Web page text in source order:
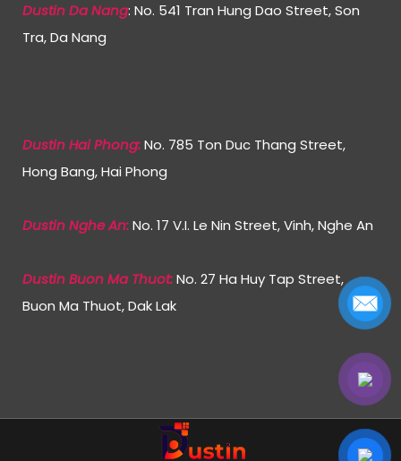
Dustin Da Nang: No. 541 Tran Hung Dao Street, Son
Tra, Da Nang
Dustin Hai Phong:No. 785 Ton Duc Thang Street,
Hong Bang, Hai Phong
Dustin Nghe An:No. 17 V.I. Le Nin Street, Vinh, Nghe An
Dustin Buon Ma Thuot:No. 27 Ha Huy Tap Street,
Buon Ma Thuot, Dak Lak